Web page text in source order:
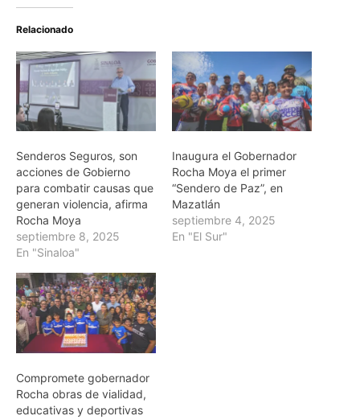
Relacionado
Senderos Seguros, son
acciones de Gobierno
para combatir causas que
generan violencia, afirma
Rocha Moya
septiembre 8, 2025
En "Sinaloa"
Inaugura el Gobernador
Rocha Moya el primer
“Sendero de Paz”, en
Mazatlán
septiembre 4, 2025
En "El Sur"
Compromete gobernador
Rocha obras de vialidad,
educativas y deportivas